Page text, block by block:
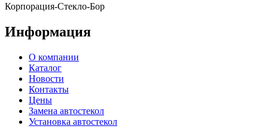
Корпорация-Стекло-Бор
Информация
О компании
Каталог
Новости
Контакты
Цены
Замена автостекол
Установка автостекол